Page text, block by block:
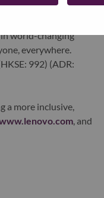
smartphones,
defined
world-changing
everywhere.
992) (ADR:
a more inclusive,
, and